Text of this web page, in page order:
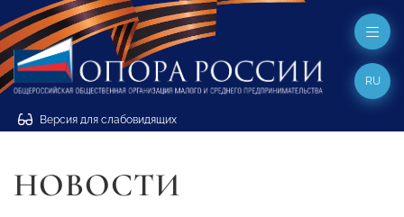
Версия для слабовидящих
RU
НОВОСТИ